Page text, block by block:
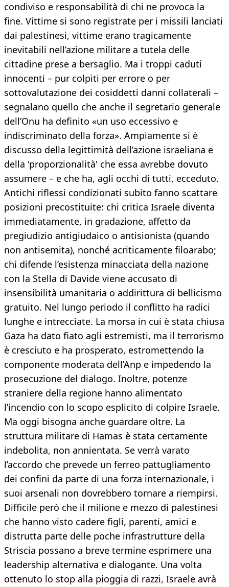
condiviso e responsabilità di chi ne provoca la
fine. Vittime si sono registrate per i missili lanciati
dai palestinesi, vittime erano tragicamente
inevitabili nell’azione militare a tutela delle
cittadine prese a bersaglio. Ma i troppi caduti
innocenti – pur colpiti per errore o per
sottovalutazione dei cosiddetti danni collaterali –
segnalano quello che anche il segretario generale
dell’Onu ha definito «un uso eccessivo e
indiscriminato della forza». Ampiamente si è
discusso della legittimità dell’azione israeliana e
della 'proporzionalità' che essa avrebbe dovuto
assumere – e che ha, agli occhi di tutti, ecceduto.
Antichi riflessi condizionati subito fanno scattare
posizioni precostituite: chi critica Israele diventa
immediatamente, in gradazione, affetto da
pregiudizio antigiudaico o antisionista (quando
non antisemita), nonché acriticamente filoarabo;
chi difende l’esistenza minacciata della nazione
con la Stella di Davide viene accusato di
insensibilità umanitaria o addirittura di bellicismo
gratuito. Nel lungo periodo il conflitto ha radici
lunghe e intrecciate. La morsa in cui è stata chiusa
Gaza ha dato fiato agli estremisti, ma il terrorismo
è cresciuto e ha prosperato, estromettendo la
componente moderata dell’Anp e impedendo la
prosecuzione del dialogo. Inoltre, potenze
straniere della regione hanno alimentato
l’incendio con lo scopo esplicito di colpire Israele.
Ma oggi bisogna anche guardare oltre. La
struttura militare di Hamas è stata certamente
indebolita, non annientata. Se verrà varato
l’accordo che prevede un ferreo pattugliamento
dei confini da parte di una forza internazionale, i
suoi arsenali non dovrebbero tornare a riempirsi.
Difficile però che il milione e mezzo di palestinesi
che hanno visto cadere figli, parenti, amici e
distrutta parte delle poche infrastrutture della
Striscia possano a breve termine esprimere una
leadership alternativa e dialogante. Una volta
ottenuto lo stop alla pioggia di razzi, Israele avrà